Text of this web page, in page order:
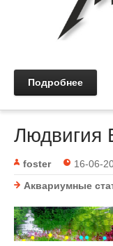
Подробнее
Людвигия
foster 16-06-
Аквариумные